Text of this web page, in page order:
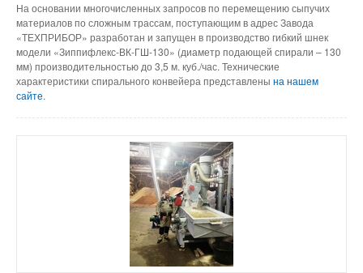
На основании многочисленных запросов по перемещению сыпучих
материалов по сложным трассам, поступающим в адрес Завода
«ТЕХПРИБОР» разработан и запущен в производство гибкий шнек
модели «Зиппифлекс-ВК-ГШ-130» (диаметр подающей спирали – 130
мм) производительностью до 3,5 м. куб./час. Технические
характеристики спирального конвейера представлены на нашем
сайте.